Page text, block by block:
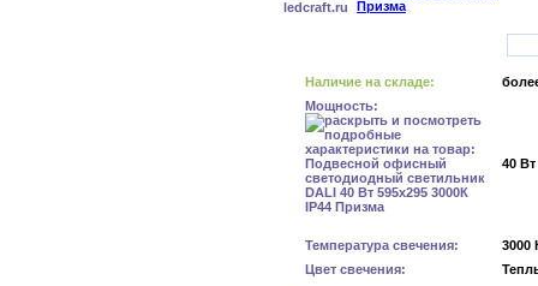
Наличие на складе:
Мощность:
40 Вт
Температура свечения:
3000
Цвет свечения: